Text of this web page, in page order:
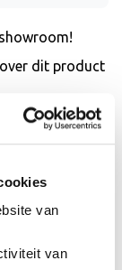
van
van
dit product